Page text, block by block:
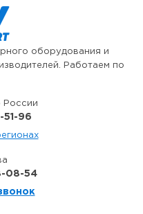
оборудования и
Работаем по
России
96
08-54